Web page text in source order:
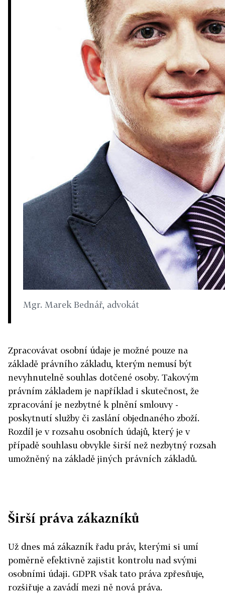
Mgr. Marek Bednář, advokát
Zpracovávat osobní údaje je možné pouze na
základě právního základu, kterým nemusí být
nevyhnutelně souhlas dotčené osoby. Takovým
právním základem je například i skutečnost, že
zpracování je nezbytné k plnění smlouvy -
poskytnutí služby či zaslání objednaného zboží.
Rozdíl je v rozsahu osobních údajů, který je v
případě souhlasu obvykle širší než nezbytný rozsah
umožněný na základě jiných právních základů.
Širší práva zákazníků
Už dnes má zákazník řadu práv, kterými si umí
poměrně efektivně zajistit kontrolu nad svými
osobními údaji. GDPR však tato práva zpřesňuje,
rozšiřuje a zavádí mezi ně nová práva.